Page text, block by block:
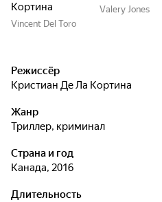
Кортина
Vincent Del Toro
Valery Jones
Режиссёр
Кристиан Де Ла Кортина
Жанр
триллер, криминал
Страна и год
Канада, 2016
Длительность